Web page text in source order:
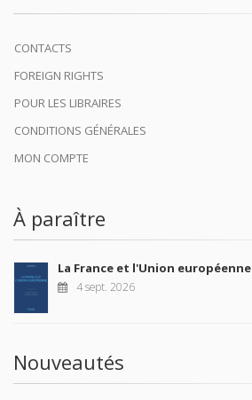
CONTACTS
FOREIGN RIGHTS
POUR LES LIBRAIRES
CONDITIONS GÉNÉRALES
MON COMPTE
À paraître
La France et l'Union européenne
4 sept. 2026
Nouveautés